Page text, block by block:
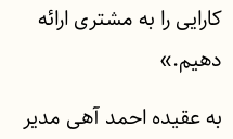
کارایی را به مشتری ارائه
دهیم.»
به عقیده احمد آهی مدیر